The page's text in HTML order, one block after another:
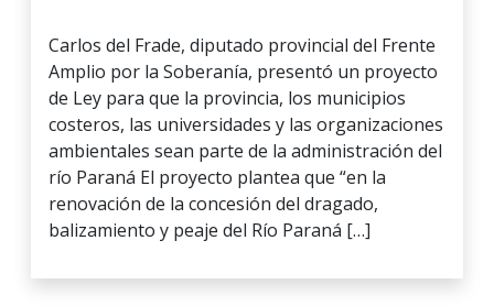
Carlos del Frade, diputado provincial del Frente
Amplio por la Soberanía, presentó un proyecto
de Ley para que la provincia, los municipios
costeros, las universidades y las organizaciones
ambientales sean parte de la administración del
río Paraná El proyecto plantea que “en la
renovación de la concesión del dragado,
balizamiento y peaje del Río Paraná […]